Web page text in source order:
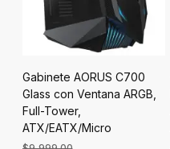
Gabinete AORUS C700
Glass con Ventana ARGB,
Full-Tower,
ATX/EATX/Micro
ATX/Mini-ITX, USB 3.1, sin